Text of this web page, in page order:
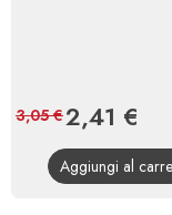
Prezzo
2,41 €
3,05 €
Aggiungi al